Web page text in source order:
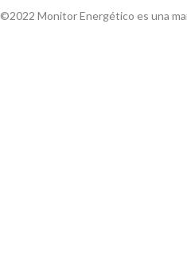
©2022 Monitor Energético es una